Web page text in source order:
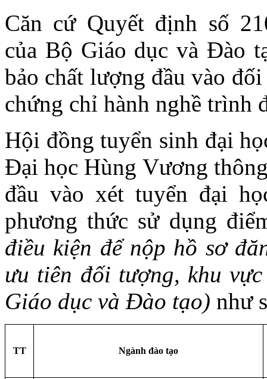
Căn cứ Quyết định số
của Bộ Giáo dục và Đào
bảo chất lượng đầu vào
chứng chỉ hành nghề trình
Hội đồng tuyển sinh đại
Đại học Hùng Vương
đầu vào xét tuyển đại
phương thức sử dụng
điều kiện để nộp hồ sơ
ưu tiên đối tượng, khu
Giáo dục và Đào tạo) như
TT Ngành đào tạo